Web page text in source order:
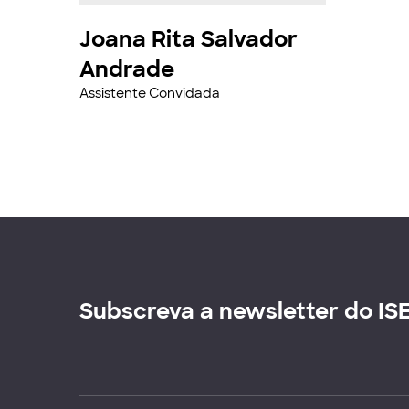
Joana Rita Salvador
Andrade
Assistente Convidada
Subscreva a newsletter do